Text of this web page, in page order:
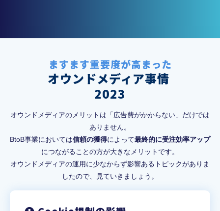
ますます重要度が高まった
オウンドメディア事情
2023
オウンドメディアのメリットは「広告費がかからない」だけでは
ありません。
BtoB事業においては信頼の獲得によって最終的に受注効率アップ
につながることの方が大きなメリットです。
オウンドメディアの運用に少なからず影響あるトピックがありま
したので、見ていきましょう。